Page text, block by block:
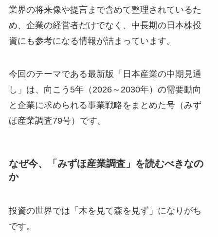
業界の将来像や提言まで含めて整理されているた
め、企業の経営者だけでなく、中長期の日本株投
資にも参考になる情報が詰まっています。
今回のテーマである最新版「日本産業の中期見通
し」は、向こう5年（2026～2030年）の需要動向
と企業に求められる事業戦略をまとめた号（みず
ほ産業調査79号）です。
なぜ今、「みずほ産業調査」を読むべきなの
か
投資の世界では「木を見て森を見ず」になりがち
です。